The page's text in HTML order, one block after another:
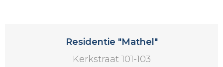
Residentie "Mathel"
Kerkstraat 101-103